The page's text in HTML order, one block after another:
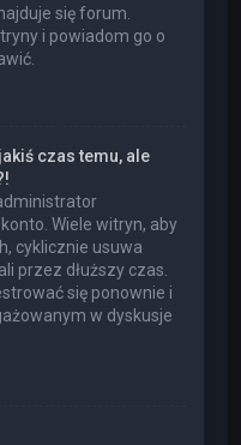
się forum.
i powiadom go o
czas temu, ale
Wiele witryn, aby
cyklicznie usuwa
przez dłuższy czas.
się ponownie i
w dyskusje